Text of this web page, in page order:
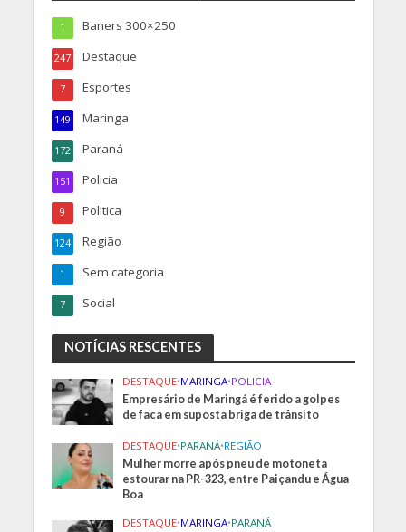
Baners 300×250
1
Destaque
247
Esportes
7
Maringa
149
Paraná
172
Policia
151
Politica
9
Região
124
Sem categoria
1
Social
7
NOTÍCIAS RESCENTES
DESTAQUE•MARINGA•POLICIA
Empresário de Maringá é ferido a golpes
de faca em suposta briga de trânsito
DESTAQUE•PARANÁ•REGIÃO
Mulher morre após pneu de motoneta
estourar na PR-323, entre Paiçandu e Água
Boa
DESTAQUE•MARINGA•PARANÁ